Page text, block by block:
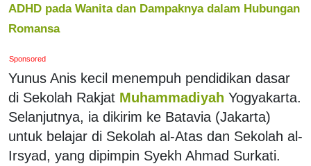
ADHD pada Wanita dan Dampaknya dalam Hubungan
Romansa
Sponsored
Yunus Anis kecil menempuh pendidikan dasar
di Sekolah Rakjat Muhammadiyah Yogyakarta.
Selanjutnya, ia dikirim ke Batavia (Jakarta)
untuk belajar di Sekolah al-Atas dan Sekolah al-
Irsyad, yang dipimpin Syekh Ahmad Surkati.